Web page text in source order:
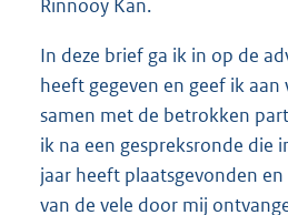
Rinnooy Kan.
In deze brief ga ik in op de
heeft gegeven en geef ik
samen met de betrokken
ik na een gespreksronde die
jaar heeft plaatsgevonden
van de vele door mij